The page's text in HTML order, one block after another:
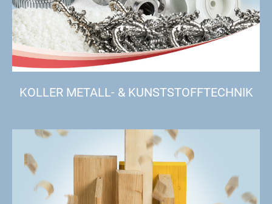
KOLLER METALL- & KUNSTSTOFFTECHNIK